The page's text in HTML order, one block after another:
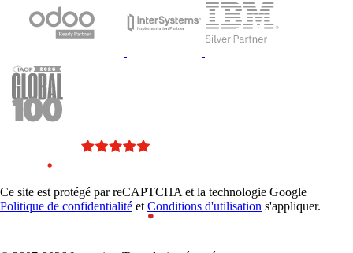
Ce site est protégé par reCAPTCHA et la technologie Google
Politique de confidentialité etConditions d'utilisation s'appliquer.